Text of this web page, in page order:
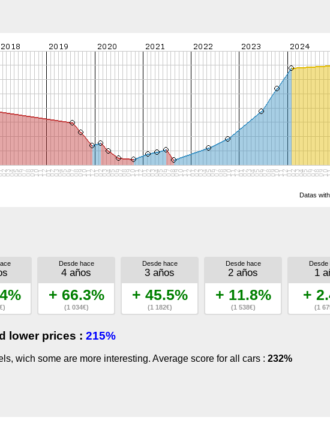
Datas with
Desde hace
4 años
+ 66.3%
(1 034€)
Desde hace
3 años
+ 45.5%
(1 182€)
Desde hace
2 años
+ 11.8%
(1 538€)
Desde
1
+
(1
lower prices : 215%
wich some are more interesting. Average score for all cars : 232%